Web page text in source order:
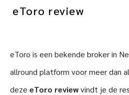
eToro review
eToro is een bekende broker in
allround platform voor meer dan
deze eToro reviewvindt je de